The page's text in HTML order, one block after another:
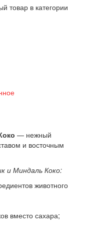
товар в категории
— нежный
и восточным
и Миндаль Коко:
животного
вместо сахара;